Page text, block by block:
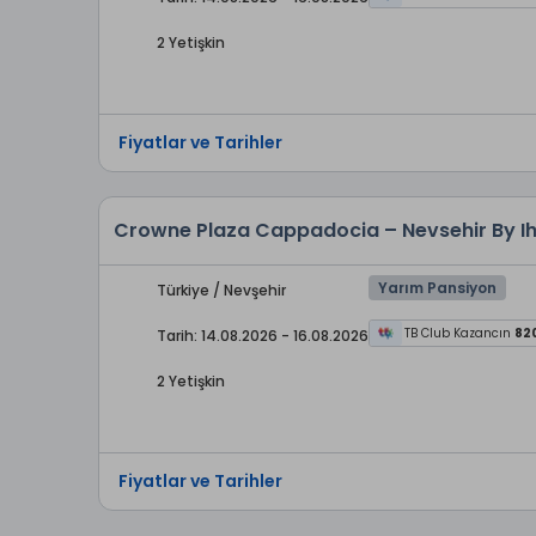
2 Yetişkin
Fiyatlar ve Tarihler
Crowne Plaza Cappadocia – Nevsehir By
Türkiye / Nevşehir
Tarih: 14.08.2026 - 16.08.2026
2 Yetişkin
Yarım Pansiyon
TB Club Kazancın
Fiyatlar ve Tarihler